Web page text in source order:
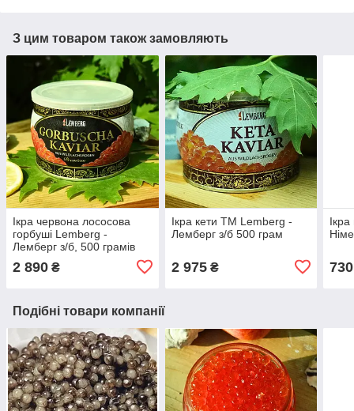
З цим товаром також замовляють
Ікра червона лососова
горбуші Lemberg -
Лемберг з/б, 500 грамів
2 890 ₴
Ікра кети ТМ Lemberg -
Лемберг з/б 500 грам
2 975₴ 730
Подібні товари компанії